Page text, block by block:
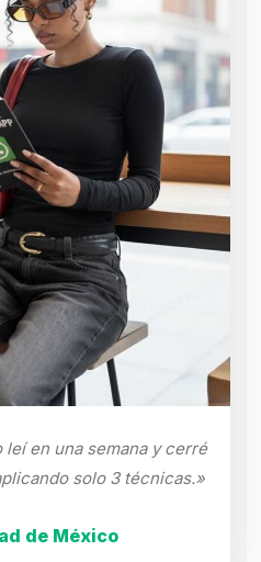
leí en una semana y cerré
solo 3 técnicas.»
de México